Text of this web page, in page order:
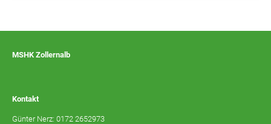
MSHK Zollernalb
Kontakt
Günter Nerz: 0172 2652973